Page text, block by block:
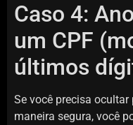
Caso 4:
um CPF
últimos
Se você precisa ocultar
maneira segura, você